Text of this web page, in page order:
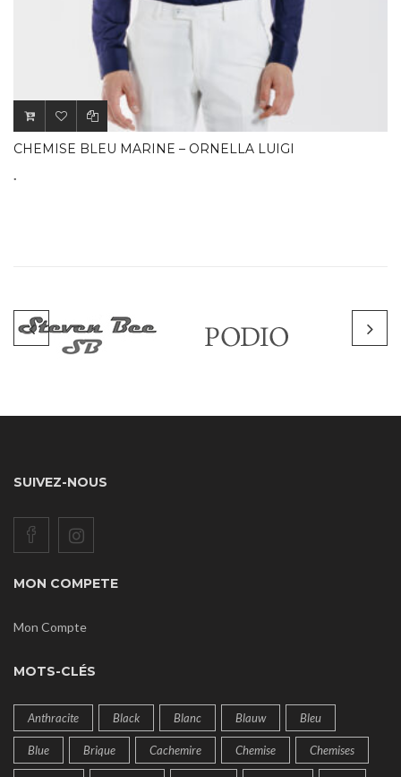
CHEMISE BLEU MARINE – ORNELLA LUIGI
.
SUIVEZ-NOUS
MON COMPETE
Mon Compte
MOTS-CLÉS
Anthracite Black Blanc Blauw Bleu
Blue Brique Cachemire Chemise Chemises